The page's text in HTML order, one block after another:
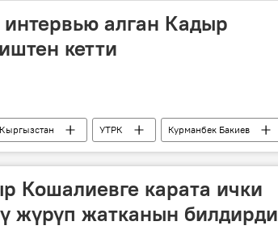
алган Кадыр
кетти
Кыргызстан УТРК Курманбек Бакиев
Кошалиевге карата ички
жүрүп жатканын билдирди